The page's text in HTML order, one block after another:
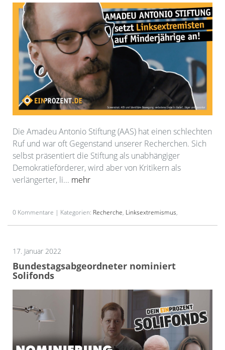
Die Amadeu Antonio Stiftung (AAS) hat einen schlechten
Ruf und war oft Gegenstand unserer Recherchen. Sich
selbst präsentiert die Stiftung als unabhängiger
Demokratieförderer, wird aber von Kritikern als
verlängerter, li... mehr
0 Kommentare | Kategorien: Recherche, Linksextremismus,
17. Januar 2022
Bundestagsabgeordneter nominiert
Solifonds